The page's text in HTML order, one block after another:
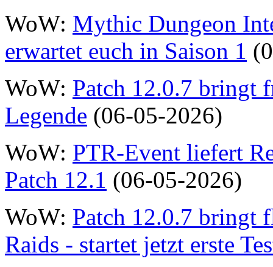
WoW: Mythic Dungeon
erwartet euch in Saison 1
WoW: Patch 12.0.7 bringt
Legende (06-05-2026)
WoW: PTR-Event liefert
Patch 12.1 (06-05-2026)
WoW: Patch 12.0.7 bringt
Raids - startet jetzt erste